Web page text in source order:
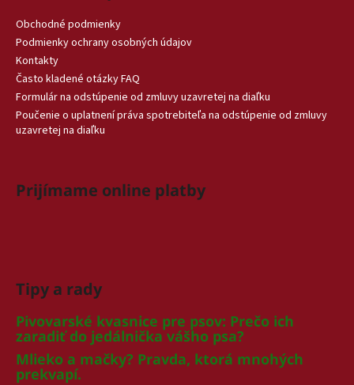
Obchodné podmienky
Podmienky ochrany osobných údajov
Kontakty
Často kladené otázky FAQ
Formulár na odstúpenie od zmluvy uzavretej na diaľku
Poučenie o uplatnení práva spotrebiteľa na odstúpenie od zmluvy
uzavretej na diaľku
Prijímame online platby
Tipy a rady
Pivovarské kvasnice pre psov: Prečo ich
zaradiť do jedálnička vášho psa?
Mlieko a mačky? Pravda, ktorá mnohých
prekvapí.